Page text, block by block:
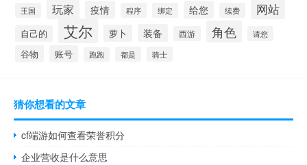
王国 玩家 疫情 程序 绑定 给您 续费 网站
自己的 艾尔 萝卜 装备 西游 角色 请您
谷物 账号 跑跑 都是 骑士
猜你想看的文章
cf端游如何查看荣誉积分
企业营收是什么意思